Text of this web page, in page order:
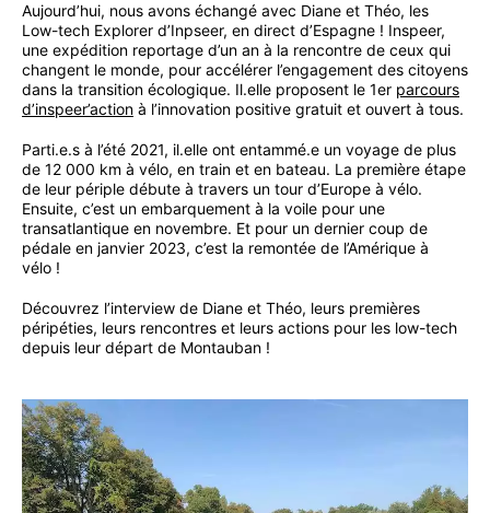
Aujourd’hui, nous avons échangé avec Diane et Théo, les
Low-tech Explorer d’Inpseer, en direct d’Espagne ! Inspeer,
une expédition reportage d’un an à la rencontre de ceux qui
changent le monde, pour accélérer l’engagement des citoyens
dans la transition écologique. Il.elle proposent le 1er parcours
d’inspeer’action à l’innovation positive gratuit et ouvert à tous.
Parti.e.s à l’été 2021, il.elle ont entammé.e un voyage de plus
de 12 000 km à vélo, en train et en bateau. La première étape
de leur périple débute à travers un tour d’Europe à vélo.
Ensuite, c’est un embarquement à la voile pour une
transatlantique en novembre. Et pour un dernier coup de
pédale en janvier 2023, c’est la remontée de l’Amérique à
vélo !
Découvrez l’interview de Diane et Théo, leurs premières
péripéties, leurs rencontres et leurs actions pour les low-tech
depuis leur départ de Montauban !